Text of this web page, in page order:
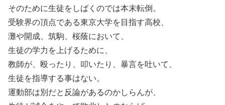
そのために生徒をしばくのでは本末転倒。
受験界の頂点である東京大学を目指す高校、
灘や開成、筑駒、桜蔭において、
生徒の学力を上げるために、
教師が、殴ったり、叩いたり、暴言を吐いて、
生徒を指導する事はない。
運動部は別だと反論があるのかしらんが、